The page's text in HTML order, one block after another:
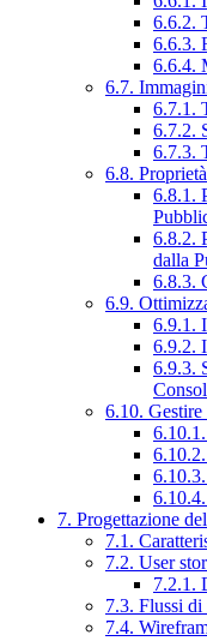
6.6.2.
6.6.3.
6.6.4.
6.7.
6.7.1.
6.7.2.
6.7.3.
6.8.
6.8.1.
6.8.2.
dalla
6.8.3.
6.9.
6.9.1.
6.9.2.
6.9.3.
6.10.
7. Progettazione
7.1.
7.2. User
7.2.1.
7.3. Flussi di
7.4.